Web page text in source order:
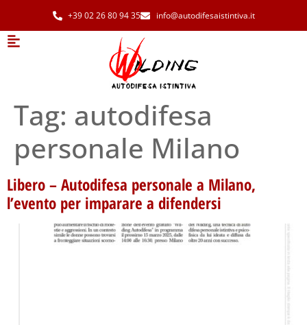
+39 02 26 80 94 35 info@autodifesaistintiva.it
Tag: autodifesa
personale Milano
Libero – Autodifesa personale a Milano,
l’evento per imparare a difendersi